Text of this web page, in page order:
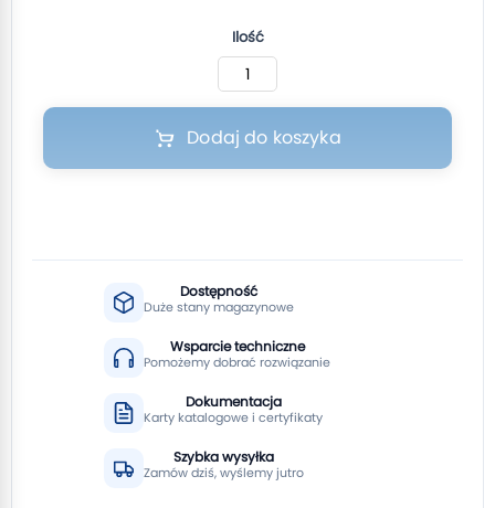
Ilość
Dodaj do koszyka
Dostępność
Duże stany magazynowe
Wsparcie techniczne
Pomożemy dobrać rozwiązanie
Dokumentacja
Karty katalogowe i certyfikaty
Szybka wysyłka
Zamów dziś, wyślemy jutro